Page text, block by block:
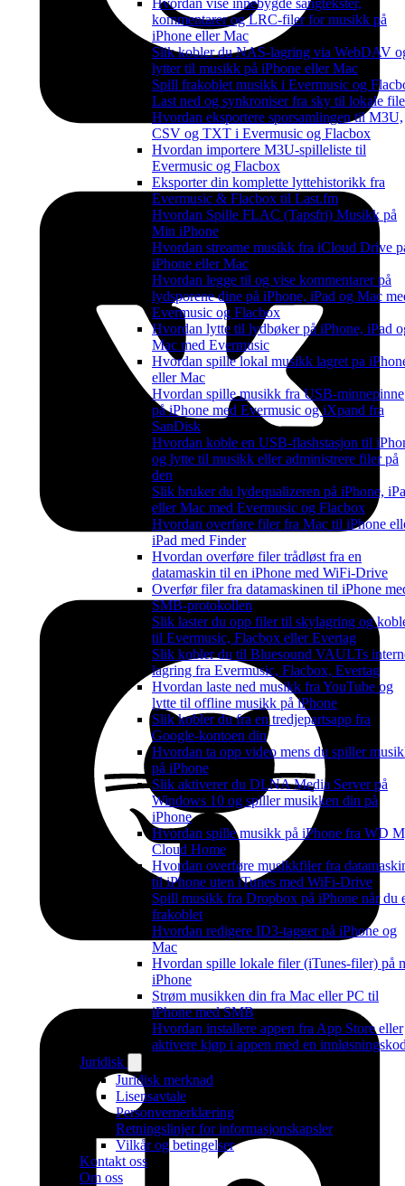
Hvordan vise innebygde sangtekster,
kommentarer og LRC-filer for musikk på
iPhone eller Mac
Slik kobler du NAS-lagring via WebDAV
lytter til musikk på iPhone eller Mac
Spill frakoblet musikk i Evermusic og
Last ned og synkroniser fra sky til lokale
Hvordan eksportere sporsamlingen til M3U,
CSV og TXT i Evermusic og Flacbox
Hvordan importere M3U-spilleliste til
Evermusic og Flacbox
Eksporter din komplette lyttehistorikk fra
Evermusic & Flacbox til Last.fm
Hvordan Spille FLAC (Tapsfri) Musikk på
Min iPhone
Hvordan streame musikk fra iCloud Drive
iPhone eller Mac
Hvordan legge til og vise kommentarer på
lydsporene dine på iPhone, iPad og Mac
Evermusic og Flacbox
Hvordan lytte til lydbøker på iPhone, iPad
Mac med Evermusic
Hvordan spille lokal musikk lagret pa
eller Mac
Hvordan spille musikk fra USB-minnepinne
på iPhone med Evermusic og iXpand fra
SanDisk
Hvordan koble en USB-flashstasjon til
og lytte til musikk eller administrere filer på
den
Slik bruker du lydequalizeren på iPhone,
eller Mac med Evermusic og Flacbox
Hvordan overføre filer fra Mac til iPhone
iPad med Finder
Hvordan overføre filer trådløst fra en
datamaskin til en iPhone med WiFi-Drive
Overfør filer fra datamaskinen til iPhone
SMB-protokollen
Slik laster du opp filer til skylagring og
til Evermusic, Flacbox eller Evertag
Slik kobler du til Bluesound VAULTs
lagring fra Evermusic, Flacbox, Evertag
Hvordan laste ned musikk fra YouTube og
lytte til offline musikk på iPhone
Slik kobler du fra en tredjepartsapp fra
Google-kontoen din
Hvordan ta opp video mens du spiller
på iPhone
Slik aktiverer du DLNA Media Server på
Windows 10 og spiller musikken din på
iPhone
Hvordan spille musikk på iPhone fra WD
Cloud Home
Hvordan overføre musikkfiler fra
til iPhone uten iTunes med WiFi-Drive
Spill musikk fra Dropbox på iPhone når du
frakoblet
Hvordan redigere ID3-tagger på iPhone og
Mac
Hvordan spille lokale filer (iTunes-filer) på
iPhone
Strøm musikken din fra Mac eller PC til
iPhone med SMB
Hvordan installere appen fra App Store eller
aktivere kjøp i appen med en
Juridisk
Juridisk merknad
Lisensavtale
Personvernerklæring
Retningslinjer for informasjonskapsler
Vilkår og betingelser
Kontakt oss
Om oss